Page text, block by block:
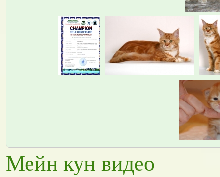
Мейн кун видео